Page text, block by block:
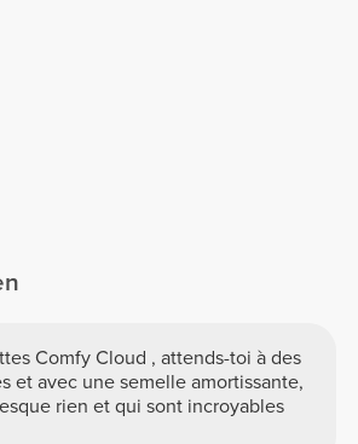
Comfy Cloud , attends-toi à des
et avec une semelle amortissante,
rien et qui sont incroyables